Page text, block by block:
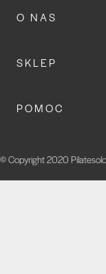
O NAS
SKLEP
POMOC
© Copyright 2020